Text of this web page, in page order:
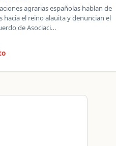
agrarias españolas hablan de
hacia el reino alauita y denuncian el
de Asociaci…